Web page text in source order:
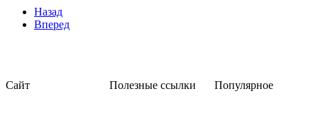
Назад
Вперед
Сайт Полезные ссылки Популярное